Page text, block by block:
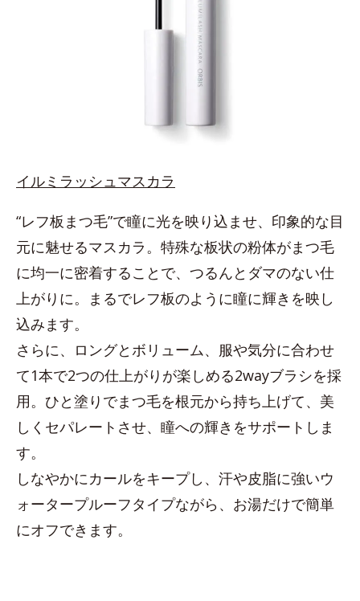
イルミラッシュマスカラ
“レフ板まつ毛”で瞳に光を映り込ませ、印象的な目
元に魅せるマスカラ。特殊な板状の粉体がまつ毛
に均一に密着することで、つるんとダマのない仕
上がりに。まるでレフ板のように瞳に輝きを映し
込みます。
さらに、ロングとボリューム、服や気分に合わせ
て1本で2つの仕上がりが楽しめる2wayブラシを採
用。ひと塗りでまつ毛を根元から持ち上げて、美
しくセパレートさせ、瞳への輝きをサポートしま
す。
しなやかにカールをキープし、汗や皮脂に強いウ
ォータープルーフタイプながら、お湯だけで簡単
にオフできます。